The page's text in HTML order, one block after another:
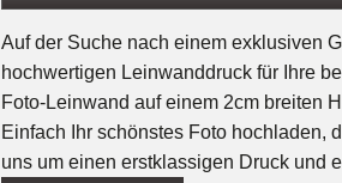
Auf der Suche nach einem exklusiven
hochwertigen Leinwanddruck für Ihre
Foto-Leinwand auf einem 2cm breiten
Einfach Ihr schönstes Foto hochladen,
uns um einen erstklassigen Druck und